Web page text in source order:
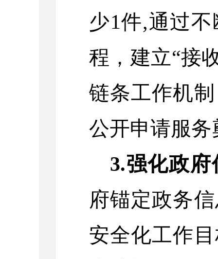
少1件,通过
程，建立“接
链条工作机
公开申请服
3.强化政
府锚定政务
安全化工作